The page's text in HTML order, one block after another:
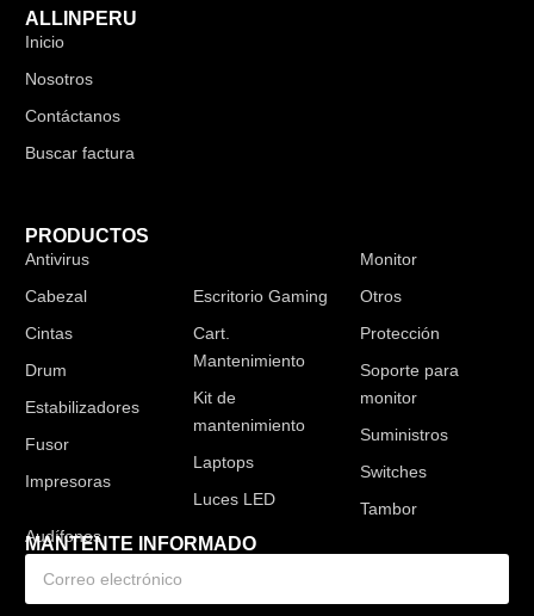
ALLINPERU
Inicio
Nosotros
Contáctanos
Buscar factura
PRODUCTOS
Antivirus
Cabezal
Cintas
Drum
Estabilizadores
Fusor
Impresoras
Escritorio Gaming
Cart.
Mantenimiento
Kit de
mantenimiento
Laptops
Luces LED
Monitor
Otros
Protección
Soporte para
monitor
Suministros
Switches
Tambor
MANTENTE INFORMADO